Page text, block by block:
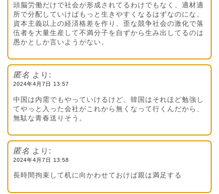
頭脳労働だけで社会が形成されてるわけでもなく、適材適
所で分配していけばもっと生きやすくなるはずなのにな。
資本主義以上の経済格差を作り、歪な競争社会の激化で落
伍者を大量生産して不満分子を自ずから生み出してるのは
愚かとしか言いようがない。
匿名 より:
2024年4月7日 13:57
中国は内需でもやっていけるけど、韓国はそれほど勉強し
てやっと入った会社がこれから無くなって行くんだから、
無駄な青春送りそう。
匿名 より:
2024年4月7日 13:58
長時間拘束して机に向かわせておけば親は満足する